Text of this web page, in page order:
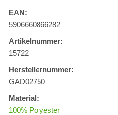
EAN:
5906660866282
Artikelnummer:
15722
Herstellernummer:
GAD02750
Material:
100% Polyester